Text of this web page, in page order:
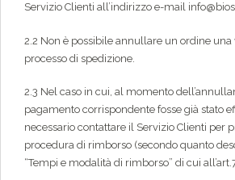
Servizio Clienti all’indirizzo e-mail
2.2 Non è possibile annullare un ordine una
processo di spedizione.
2.3 Nel caso in cui, al momento
pagamento corrispondente fosse già stato
necessario contattare il Servizio Clienti per
procedura di rimborso (secondo quanto
“Tempi e modalità di rimborso” di cui